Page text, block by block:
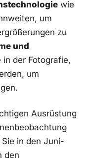
wie
um
zu
und⁤
in der Fotografie,
um
Ausrüstung
in den Juni-
den